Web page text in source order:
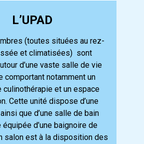
L’UPAD
(toutes situées au rez-
et climatisées) sont
d’une vaste salle de vie
comportant notamment un
culinothérapie et un espace
Cette unité dispose d’une
que d’une salle de bain
équipée d’une baignoire de
salon est à la disposition des